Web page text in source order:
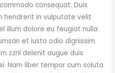
consequat. Duis
hendrerit in vulputate velit
illum dolore eu feugiat nulla
et iusto odio dignissim
zzril delenit augue duis
Nam liber tempor cum soluta